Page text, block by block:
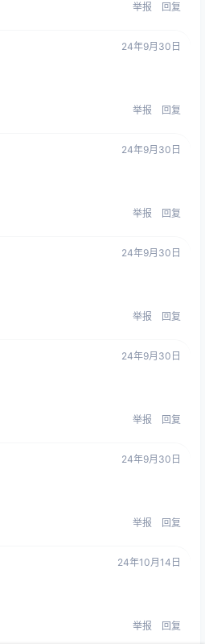
举报 回复
24年9月30日
举报 回复
24年9月30日
举报 回复
24年9月30日
举报 回复
24年9月30日
举报 回复
24年9月30日
举报 回复
24年10月14日
举报 回复